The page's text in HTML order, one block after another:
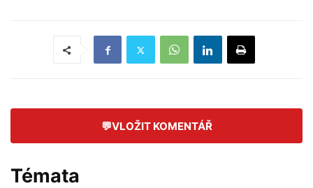
💬VLOŽIT KOMENTÁŘ
Témata